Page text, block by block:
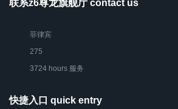
联系z6尊龙旗舰厅 contact us
菲律宾
275
3724 hours 服务
快捷入口 quick entry